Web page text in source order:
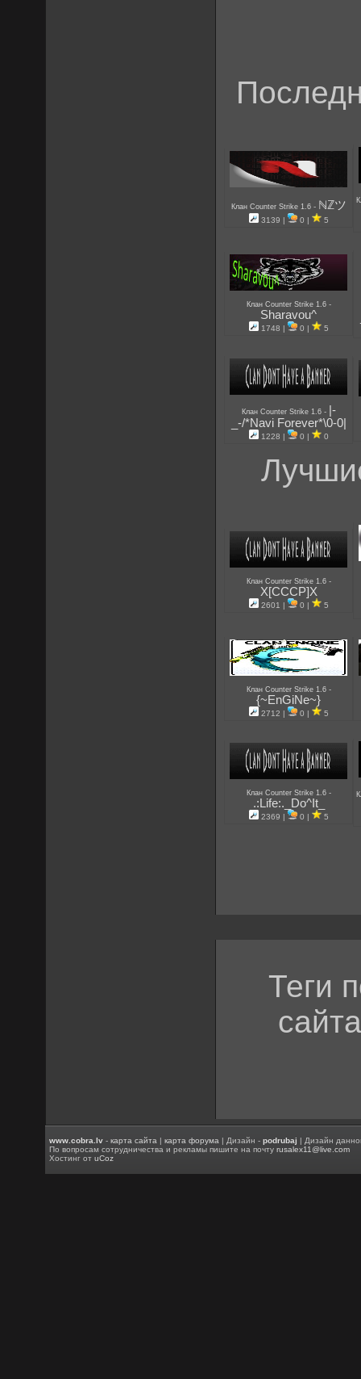
Клан Counter Strike 1.6 - ℕℤツ
3139 | 0 | 5
Клан Counter Strike 1.6 -
Sharavou^
1748 | 0 | 5
Клан Counter Strike 1.6 -
|-
_-/*Navi Forever*\0-0|
1228 | 0 | 0
Клан Counter Strike 1.6 -
X[CCCP]X
2601 | 0 | 5
Клан Counter Strike 1.6 -
{~EnGiNe~}
2712 | 0 | 5
Клан Counter Strike 1.6 -
.:Life:._Do^It_
2369 | 0 | 5
Теги
www.cobra.lv -карта сайта |карта форума | Дизайн -podrubaj | Дизайн
По вопросам сотрудничества и рекламы пишите на почтуrusalex11@live.com
Хостинг отuCoz